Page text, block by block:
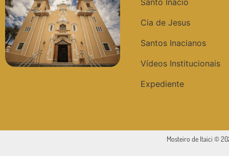
Santo Inácio
Cia de Jesus
Santos Inacianos
Vídeos Institucionais
Expediente
Mosteiro de Itaici ©